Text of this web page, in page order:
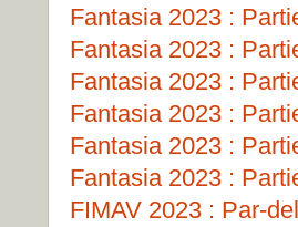
Fantasia 2023 :
Fantasia 2023 :
Fantasia 2023 :
Fantasia 2023 :
Fantasia 2023 :
Fantasia 2023 :
FIMAV 2023 : Par-